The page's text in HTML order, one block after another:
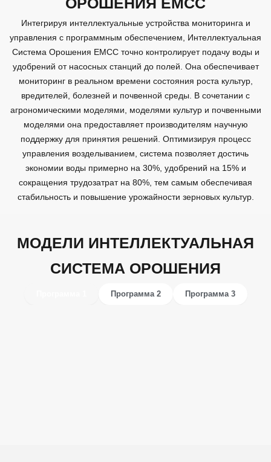
e
Интегрируя интеллектуальные устройства мониторинга и
управления с программным обеспечением, Интеллектуальная
Система Орошения EMCC точно контролирует подачу воды и
удобрений от насосных станций до полей. Она обеспечивает
мониторинг в реальном времени состояния роста культур,
вредителей, болезней и почвенной среды. В сочетании с
агрономическими моделями, моделями культур и почвенными
моделями она предоставляет производителям научную
поддержку для принятия решений. Оптимизируя процесс
управления возделыванием, система позволяет достичь
экономии воды примерно на 30%, удобрений на 15% и
сокращения трудозатрат на 80%, тем самым обеспечивая
стабильность и повышение урожайности зерновых культур.
МОДЕЛИ ИНТЕЛЛЕКТУАЛЬНАЯ
СИСТЕМА ОРОШЕНИЯ
Программа 2 Программа 3